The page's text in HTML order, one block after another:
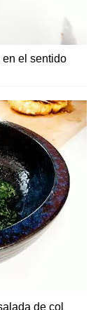
el sentido
de col